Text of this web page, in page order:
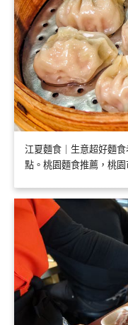
江夏麵食｜生意超好麵
點。桃園麵食推薦，桃